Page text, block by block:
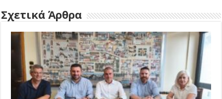
Σχετικά Άρθρα